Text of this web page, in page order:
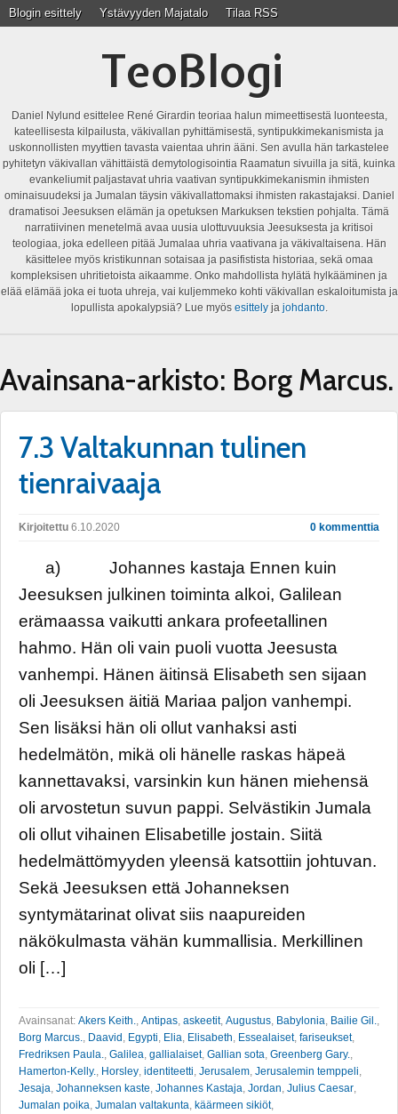
Blogin esittely Ystävyyden Majatalo Tilaa RSS
TeoBlogi
Daniel Nylund esittelee René Girardin teoriaa halun mimeettisestä luonteesta,
kateellisesta kilpailusta, väkivallan pyhittämisestä, syntipukkimekanismista ja
uskonnollisten myyttien tavasta vaientaa uhrin ääni. Sen avulla hän tarkastelee
pyhitetyn väkivallan vähittäistä demytologisointia Raamatun sivuilla ja sitä, kuinka
evankeliumit paljastavat uhria vaativan syntipukkimekanismin ihmisten
ominaisuudeksi ja Jumalan täysin väkivallattomaksi ihmisten rakastajaksi. Daniel
dramatisoi Jeesuksen elämän ja opetuksen Markuksen tekstien pohjalta. Tämä
narratiivinen menetelmä avaa uusia ulottuvuuksia Jeesuksesta ja kritisoi
teologiaa, joka edelleen pitää Jumalaa uhria vaativana ja väkivaltaisena. Hän
käsittelee myös kristikunnan sotaisaa ja pasifistista historiaa, sekä omaa
kompleksisen uhritietoista aikaamme. Onko mahdollista hylätä hylkääminen ja
elää elämää joka ei tuota uhreja, vai kuljemmeko kohti väkivallan eskaloitumista ja
lopullista apokalypsiä? Lue myös esittelyja johdanto.
Avainsana-arkisto: Borg Marcus.
7.3 Valtakunnan tulinen
tienraivaaja
Kirjoitettu 6.10.2020 0 kommenttia
a) Johannes kastaja Ennen kuin
Jeesuksen julkinen toiminta alkoi, Galilean
erämaassa vaikutti ankara profeetallinen
hahmo. Hän oli vain puoli vuotta Jeesusta
vanhempi. Hänen äitinsä Elisabeth sen sijaan
oli Jeesuksen äitiä Mariaa paljon vanhempi.
Sen lisäksi hän oli ollut vanhaksi asti
hedelmätön, mikä oli hänelle raskas häpeä
kannettavaksi, varsinkin kun hänen miehensä
oli arvostetun suvun pappi. Selvästikin Jumala
oli ollut vihainen Elisabetille jostain. Siitä
hedelmättömyyden yleensä katsottiin johtuvan.
Sekä Jeesuksen että Johanneksen
syntymätarinat olivat siis naapureiden
näkökulmasta vähän kummallisia. Merkillinen
oli […]
Avainsanat: Akers Keith. Antipas askeetit, Augustus Babylonia Bailie Gil.
Borg Marcus.
Daavid Egypti Elia Elisabeth Essealaiset, fariseukset,
Fredriksen Paula.
Galilea gallialaiset, Gallian sota Greenberg Gary.
Hamerton-Kelly.
Horsley identiteetti Jerusalem Jerusalemin temppeli
Jesaja Johanneksen kaste Johannes Kastaja Jordan Julius Caesar
Jumalan poika Jumalan valtakunta käärmeen sikiöt,